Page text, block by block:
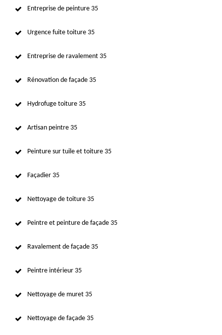
Entreprise de peinture 35
Urgence fuite toiture 35
Entreprise de ravalement 35
Rénovation de façade 35
Hydrofuge toiture 35
Artisan peintre 35
Peinture sur tuile et toiture 35
Façadier 35
Nettoyage de toiture 35
Peintre et peinture de façade 35
Ravalement de façade 35
Peintre intérieur 35
Nettoyage de muret 35
Nettoyage de façade 35